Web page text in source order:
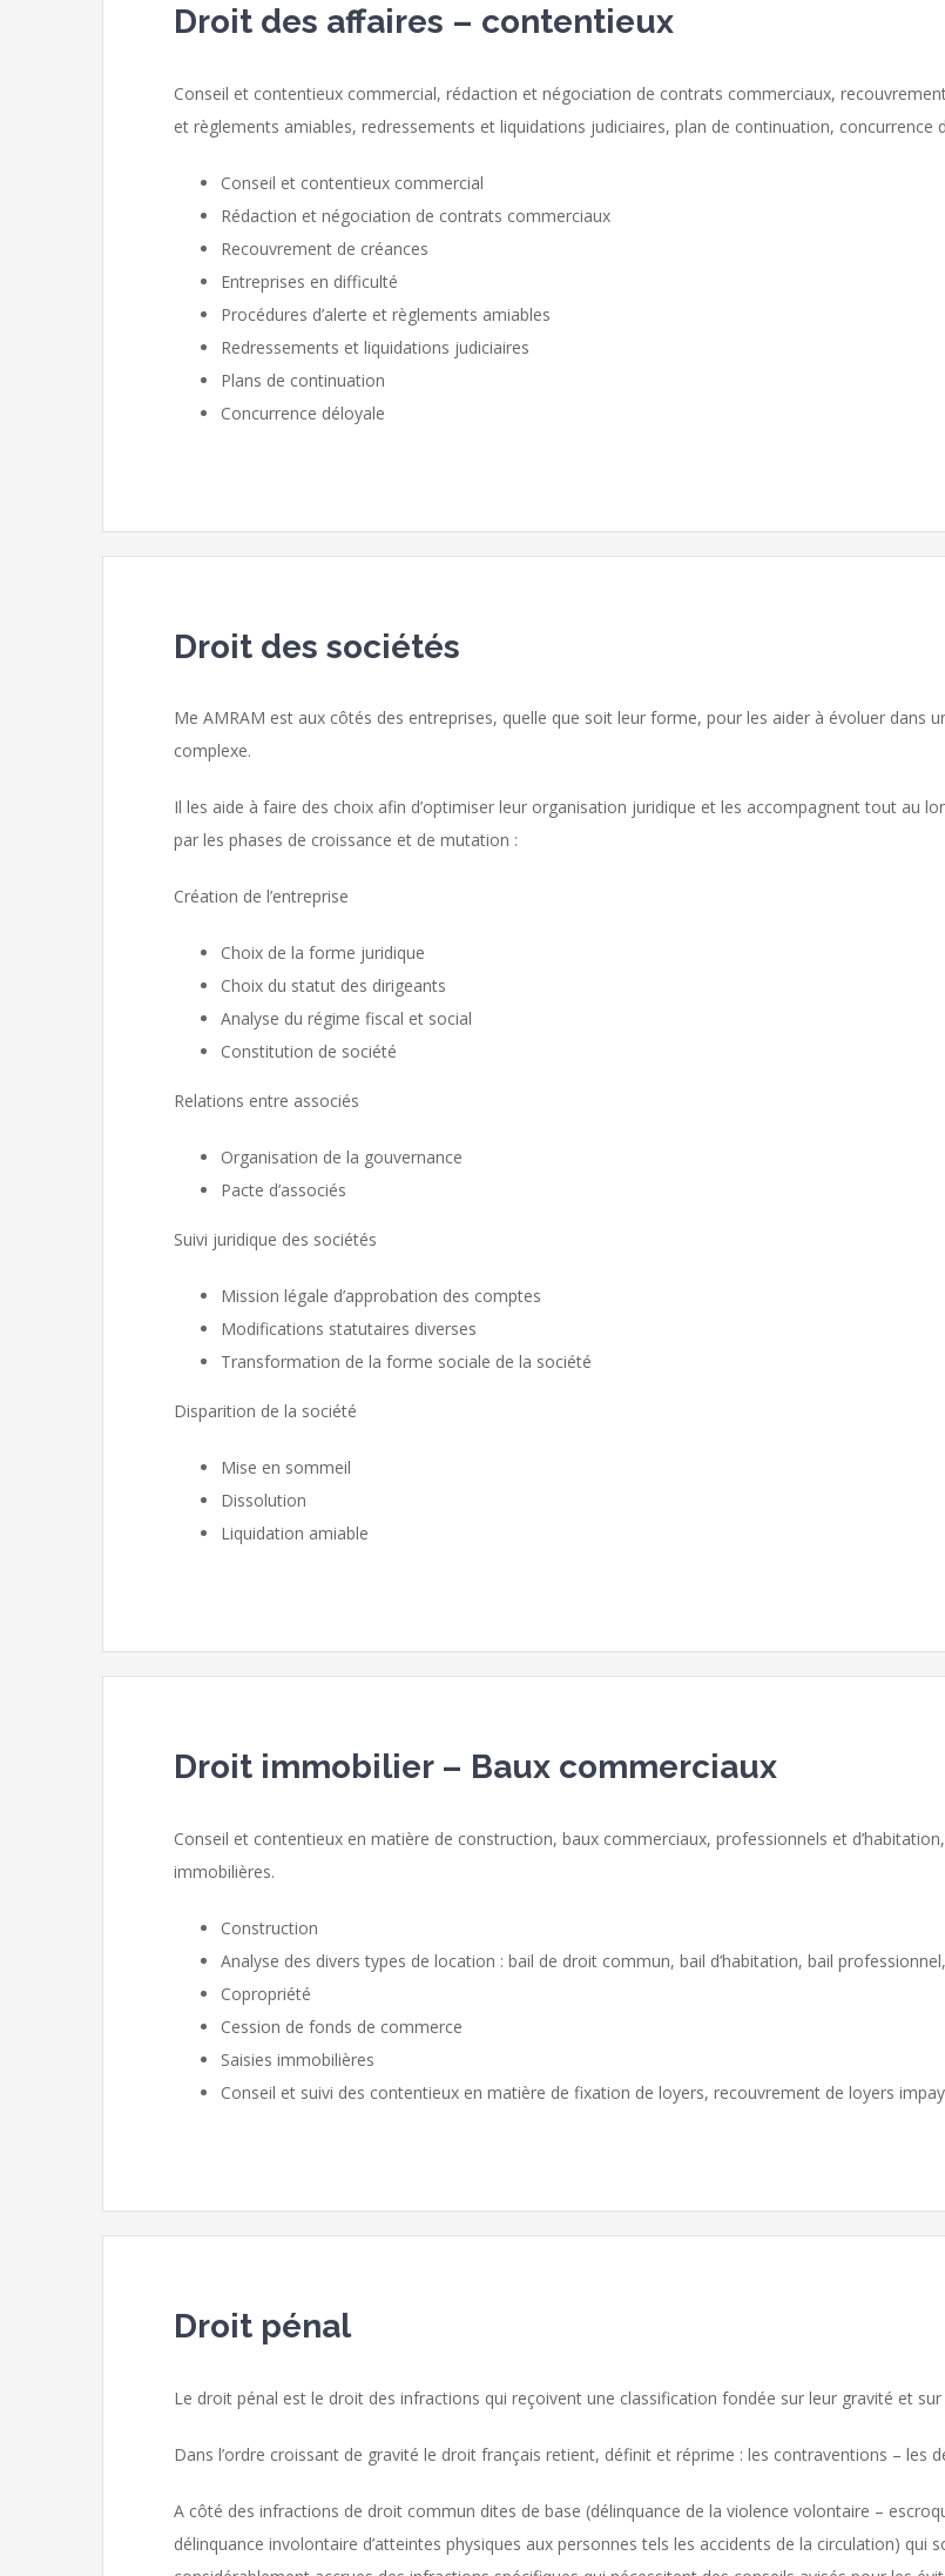
Droit des affaires – contentieux
Conseil et contentieux commercial, rédaction et négociation de contrats commerciaux,
et règlements amiables, redressements et liquidations judiciaires, plan de continuation, concurrence
Conseil et contentieux commercial
Rédaction et négociation de contrats commerciaux
Recouvrement de créances
Entreprises en difficulté
Procédures d’alerte et règlements amiables
Redressements et liquidations judiciaires
Plans de continuation
Concurrence déloyale
Droit des sociétés
Me AMRAM est aux côtés des entreprises, quelle que soit leur forme, pour les aider à évoluer dans
complexe.
Il les aide à faire des choix afin d’optimiser leur organisation juridique et les accompagnent tout au
par les phases de croissance et de mutation :
Création de l’entreprise
Choix de la forme juridique
Choix du statut des dirigeants
Analyse du régime fiscal et social
Constitution de société
Relations entre associés
Organisation de la gouvernance
Pacte d’associés
Suivi juridique des sociétés
Mission légale d’approbation des comptes
Modifications statutaires diverses
Transformation de la forme sociale de la société
Disparition de la société
Mise en sommeil
Dissolution
Liquidation amiable
Droit immobilier – Baux commerciaux
Conseil et contentieux en matière de construction, baux commerciaux, professionnels et
immobilières.
Construction
Analyse des divers types de location : bail de droit commun, bail d’habitation, bail
Copropriété
Cession de fonds de commerce
Saisies immobilières
Conseil et suivi des contentieux en matière de fixation de loyers, recouvrement de loyers
Droit pénal
Le droit pénal est le droit des infractions qui reçoivent une classification fondée sur leur gravité et sur
Dans l’ordre croissant de gravité le droit français retient, définit et réprime : les contraventions – les
A côté des infractions de droit commun dites de base (délinquance de la violence volontaire –
délinquance involontaire d’atteintes physiques aux personnes tels les accidents de la circulation)